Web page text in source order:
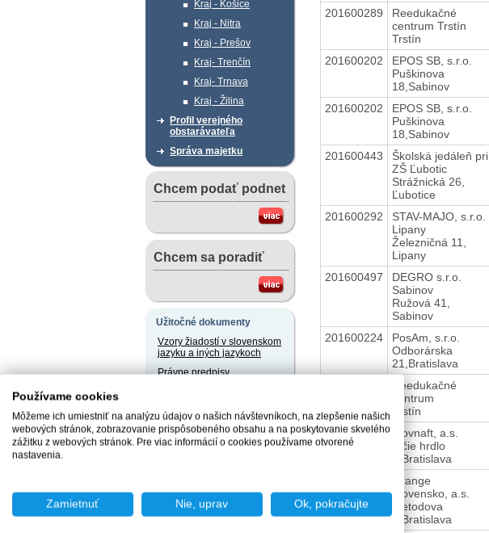
Kraj - Košice
Kraj - Nitra
Kraj - Prešov
Kraj- Trenčín
Kraj- Trnava
Kraj - Žilina
Profil verejného
obstarávateľa
Správa majetku
Chcem podať podnet
Chcem sa poradiť
Užitočné dokumenty
Vzory žiadostí v slovenskom
jazyku a iných jazykoch
Právne predpisy
Slobodný prístup k
informáciám
201600289
Reedukačné
centrum Trstín
Trstín
201600202
EPOS SB, s.r.o.
Puškinova
18,Sabinov
201600202
EPOS SB, s.r.o.
Puškinova
18,Sabinov
201600443
Školská jedáleň pri
ZŠ Ľubotic
Strážnická 26,
Ľubotice
201600292
STAV-MAJO, s.r.o.
Lipany
Železničná 11,
Lipany
201600497
DEGRO s.r.o.
Sabinov
Ružová 41,
Sabinov
201600224
PosAm, s.r.o.
Odborárska
21,Bratislava
Reedukačné
centrum
Trstín
201600347
Slovnaft, a.s.
Vlčie hrdlo
1,Bratislava
Orange
Slovensko, a.s.
Metodova
8,Bratislava
Používame cookies
Môžeme ich umiestniť na analýzu údajov o našich návštevníkoch, na zlepšenie našich
webových stránok, zobrazovanie prispôsobeného obsahu a na poskytovanie skvelého
zážitku z webových stránok. Pre viac informácií o cookies používame otvorené
nastavenia.
Zamietnuť Nie, uprav Ok, pokračujte